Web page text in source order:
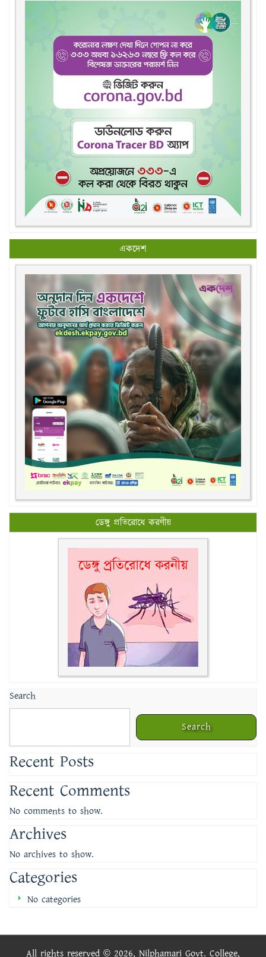
একদেশ
ডেঙ্গু প্রতিরোধে করণীয়
Search
Search
Recent Posts
Recent Comments
No comments to show.
Archives
No archives to show.
Categories
No categories
All rights reserved © 2026, Nilphamari Govt. College,